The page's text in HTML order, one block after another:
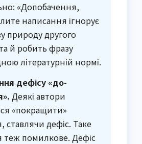
«Допобачення,
написання ігнорує
природу другого
й робить фразу
літературній нормі.
дефісу «до-
Деякі автори
«покращити»
ставлячи дефіс. Таке
теж помилкове. Дефіс